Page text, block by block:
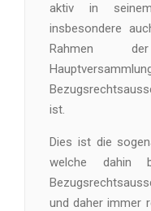
aktiv in
insbesondere
Rahmen
ist.
Dies ist die
welche dahin
und daher immer